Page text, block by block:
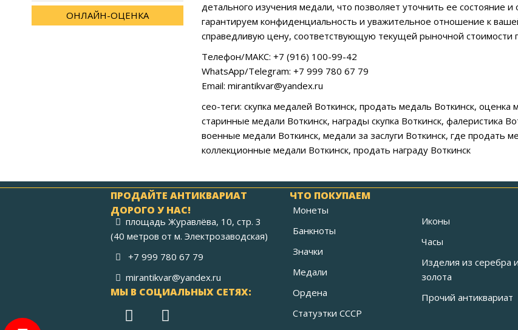
детального изучения медали, что позволяет уточнить ее состояние
гарантируем конфиденциальность и уважительное отношение к
справедливую цену, соответствующую текущей рыночной стоимости
Телефон/МАКС: +7 (916) 100-99-42
WhatsApp/Telegram: +7 999 780 67 79
Email: mirantikvar@yandex.ru
сео-теги: скупка медалей Воткинск, продать медаль Воткинск,
старинные медали Воткинск, награды скупка Воткинск, фалеристика
военные медали Воткинск, медали за заслуги Воткинск, где продать
коллекционные медали Воткинск, продать награду Воткинск
ОНЛАЙН-ОЦЕНКА
ПРОДАЙТЕ АНТИКВАРИАТ
ДОРОГО У НАС!
площадь Журавлёва, 10, стр. 3
(40 метров от м. Электрозаводская)
+7 999 780 67 79
mirantikvar@yandex.ru
МЫ В СОЦИАЛЬНЫХ СЕТЯХ:
ЧТО ПОКУПАЕМ
Монеты
Банкноты
Значки
Медали
Ордена
Статуэтки СССР
Иконы
Часы
Изделия из серебра и
золота
Прочий антиквариат